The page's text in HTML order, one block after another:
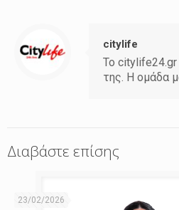
citylife
Το
της. Η ομάδα
Διαβάστε επίσης
23/02/2026